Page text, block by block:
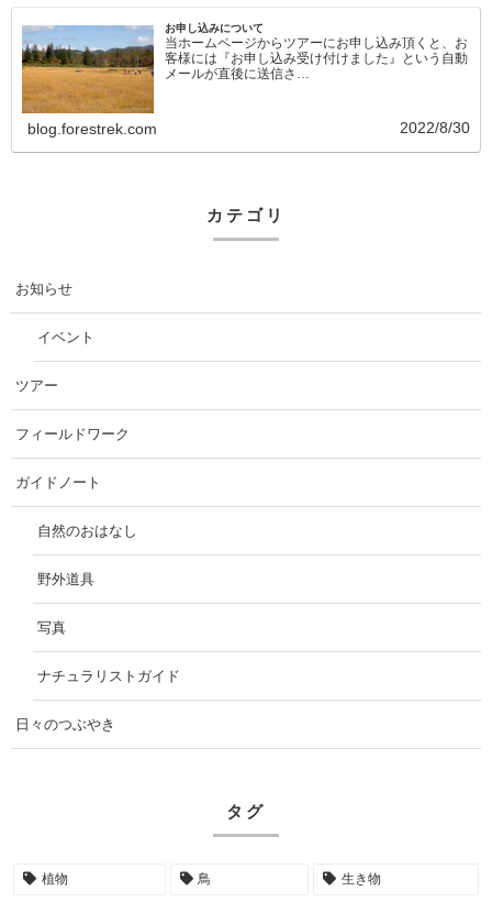
お申し込みについて
当ホームページからツアーにお申し込み頂くと、お
客様には『お申し込み受け付けました』という自動
メールが直後に送信さ…
blog.forestrek.com 2022/8/30
カテゴリ
お知らせ
イベント
ツアー
フィールドワーク
ガイドノート
自然のおはなし
野外道具
写真
ナチュラリストガイド
日々のつぶやき
タグ
植物 鳥 生き物